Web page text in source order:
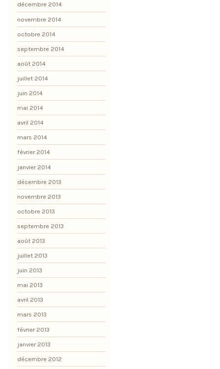
décembre 2014
novembre 2014
octobre 2014
septembre 2014
août 2014
juillet 2014
juin 2014
mai 2014
avril 2014
mars 2014
février 2014
janvier 2014
décembre 2013
novembre 2013
octobre 2013
septembre 2013
août 2013
juillet 2013
juin 2013
mai 2013
avril 2013
mars 2013
février 2013
janvier 2013
décembre 2012